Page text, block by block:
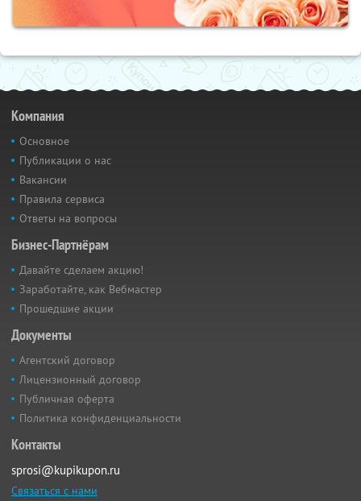
Компания
Основное
Публикации о нас
Вакансии
Правила сервиса
Ответы на вопросы
Бизнес-Партнёрам
Давайте сделаем акцию!
Заработайте, как Вебмастер
Прошедшие акции
Документы
Агентский договор
Лицензионный договор
Публичная оферта
Политика конфиденциальности
Контакты
sprosi@kupikupon.ru
Связаться с нами